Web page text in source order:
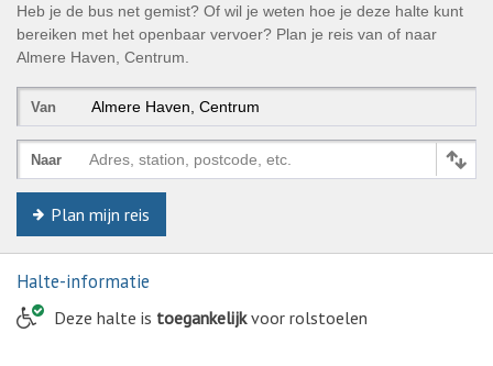
Heb je de bus net gemist? Of wil je weten hoe je deze halte kunt
bereiken met het openbaar vervoer? Plan je reis van of naar
Almere Haven, Centrum.
Van
Naar Adres, station, postcode, etc.
Plan mijn reis
Halte-informatie
Deze halte is toegankelijkvoor rolstoelen